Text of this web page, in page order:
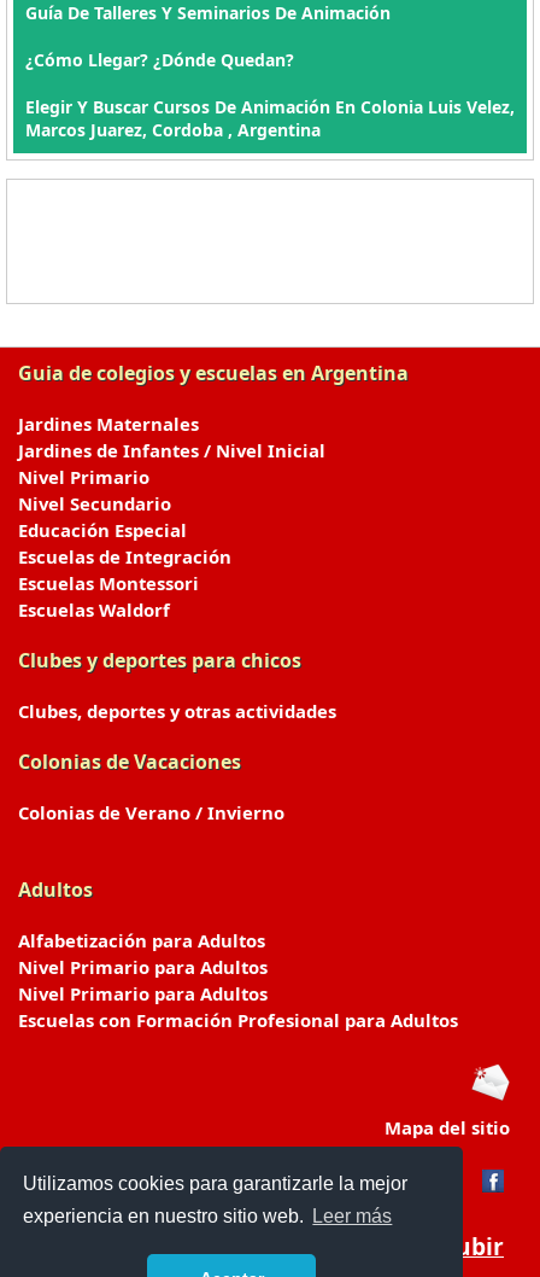
Utilizamos cookies para garantizarle la mejor
experiencia en nuestro sitio web.
Leer más
Guía De Talleres Y Seminarios De Animación
¿Cómo Llegar? ¿Dónde Quedan?
Elegir Y Buscar Cursos De Animación En Colonia Luis Velez,
Marcos Juarez, Cordoba , Argentina
Guia de colegios y escuelas en Argentina
Jardines Maternales
Jardines de Infantes / Nivel Inicial
Nivel Primario
Nivel Secundario
Educación Especial
Escuelas de Integración
Escuelas Montessori
Escuelas Waldorf
Clubes y deportes para chicos
Clubes, deportes y otras actividades
Colonias de Vacaciones
Colonias de Verano / Invierno
Adultos
Alfabetización para Adultos
Nivel Primario para Adultos
Nivel Primario para Adultos
Escuelas con Formación Profesional para Adultos
Mapa del sitio
Subir